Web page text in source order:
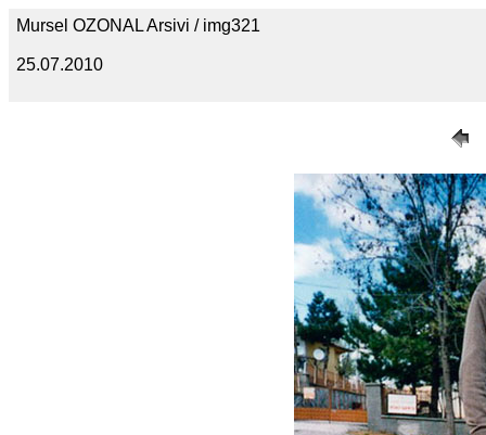
Mursel OZONAL Arsivi / img321
25.07.2010